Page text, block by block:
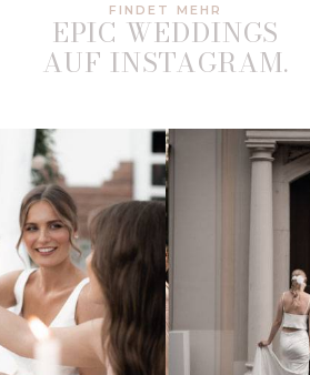
FINDET MEHR
EPIC WEDDINGS
AUF INSTAGRAM.